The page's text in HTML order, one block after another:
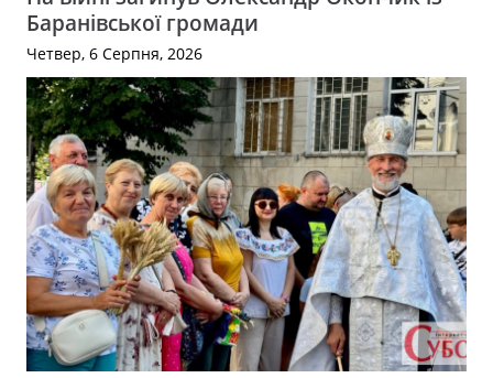
Баранівської громади
Четвер, 6 Серпня, 2026